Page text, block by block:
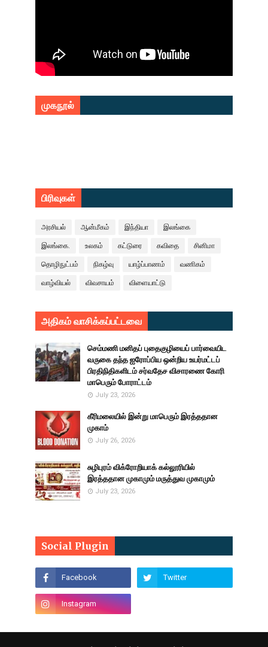
முகநூல்
பிரிவுகள்
அரசியல் ஆன்மீகம் இந்தியா இலங்கை
இலங்கை. உலகம் கட்டுரை கவிதை சினிமா
தொழிநுட்பம் நிகழ்வு யாழ்ப்பாணம் வணிகம்
வாழ்வியல் விவசாயம் விளையாட்டு
அதிகம் வாசிக்கப்பட்டவை
செம்மணி மனிதப் புதைகுழியைப் பார்வையிட
வருகை தந்த ஐரோப்பிய ஒன்றிய உயர்மட்டப்
பிரதிநிதிகளிடம் சர்வதேச விசாரணை கோரி
மாபெரும் போராட்டம்
July 23, 2026
கீரிமலையில் இன்று மாபெரும் இரத்ததான
முகாம்
July 26, 2026
சுழிபுரம் விக்ரோறியாக் கல்லூரியில்
இரத்ததான முகாமும் மருத்துவ முகாமும்
July 23, 2026
Social Plugin